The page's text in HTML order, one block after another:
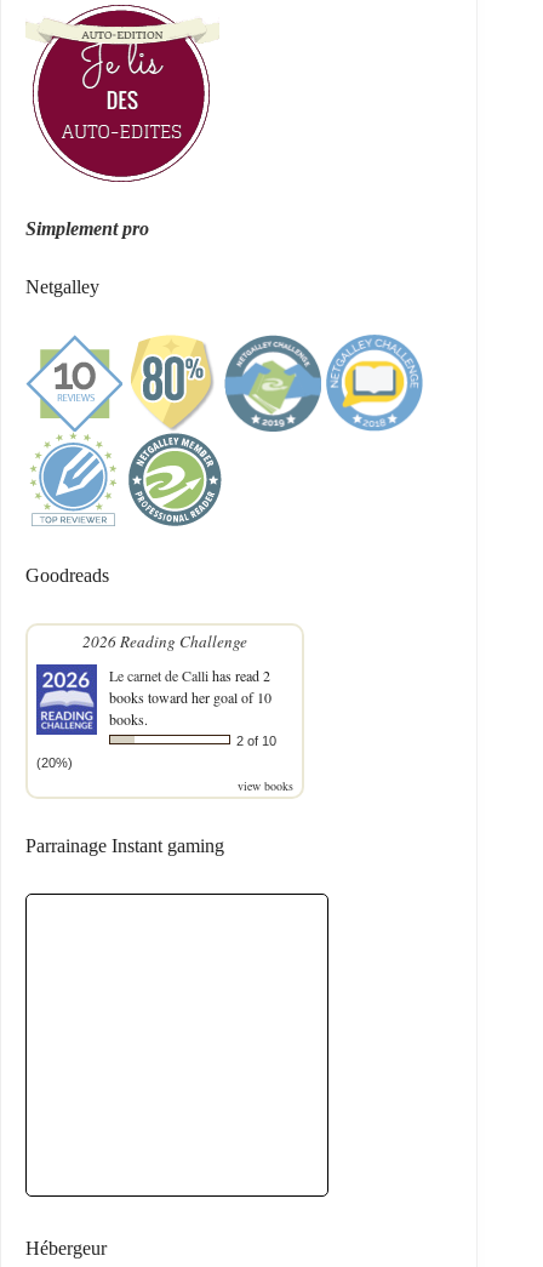
Simplement pro
Netgalley
Goodreads
2026 Reading Challenge
Le carnet de Callihas read 2
books toward her goal of 10
books.
2 of 10
(20%)
view books
Parrainage Instant gaming
Hébergeur